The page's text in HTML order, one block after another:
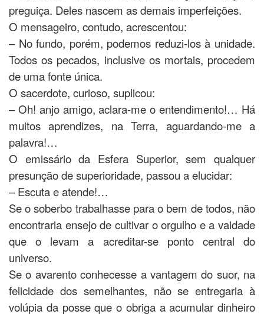
preguiça. Deles nascem as demais imperfeições.
O mensageiro, contudo, acrescentou:
– No fundo, porém, podemos reduzi-los à unidade.
Todos os pecados, inclusive os mortais, procedem
de uma fonte única.
O sacerdote, curioso, suplicou:
– Oh! anjo amigo, aclara-me o entendimento!… Há
muitos aprendizes, na Terra, aguardando-me a
palavra!…
O emissário da Esfera Superior, sem qualquer
presunção de superioridade, passou a elucidar:
– Escuta e atende!…
Se o soberbo trabalhasse para o bem de todos, não
encontraria ensejo de cultivar o orgulho e a vaidade
que o levam a acreditar-se ponto central do
universo.
Se o avarento conhecesse a vantagem do suor, na
felicidade dos semelhantes, não se entregaria à
volúpia da posse que o obriga a acumular dinheiro